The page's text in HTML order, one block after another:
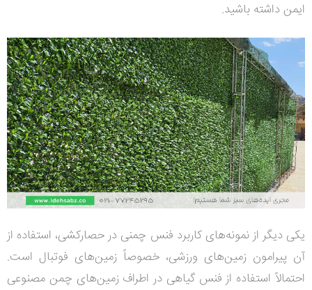
ایمن داشته باشید.
یکی دیگر از نمونه‌های کاربرد فنس چمنی در حصارکشی، استفاده از
آن پیرامون زمین‌های ورزشی، خصوصاً زمین‌های فوتبال است.
احتمالاً استفاده از فنس گیاهی در اطراف زمین‌های چمن مصنوعی